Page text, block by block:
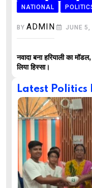
NATIONAL
BYADMIN JUNE
नवादा बना हरियाली का
लिया हिस्सा।
Latest Politics